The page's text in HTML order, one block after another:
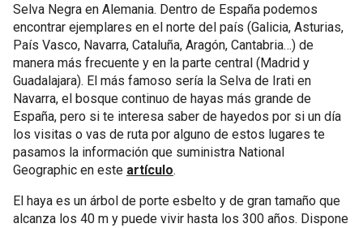
Selva Negra en Alemania. Dentro de España podemos
encontrar ejemplares en el norte del país (Galicia, Asturias,
País Vasco, Navarra, Cataluña, Aragón, Cantabria…) de
manera más frecuente y en la parte central (Madrid y
Guadalajara). El más famoso sería la Selva de Irati en
Navarra, el bosque continuo de hayas más grande de
España, pero si te interesa saber de hayedos por si un día
los visitas o vas de ruta por alguno de estos lugares te
pasamos la información que suministra National
Geographic en este artículo.
El haya es un árbol de porte esbelto y de gran tamaño que
alcanza los 40 m y puede vivir hasta los 300 años. Dispone